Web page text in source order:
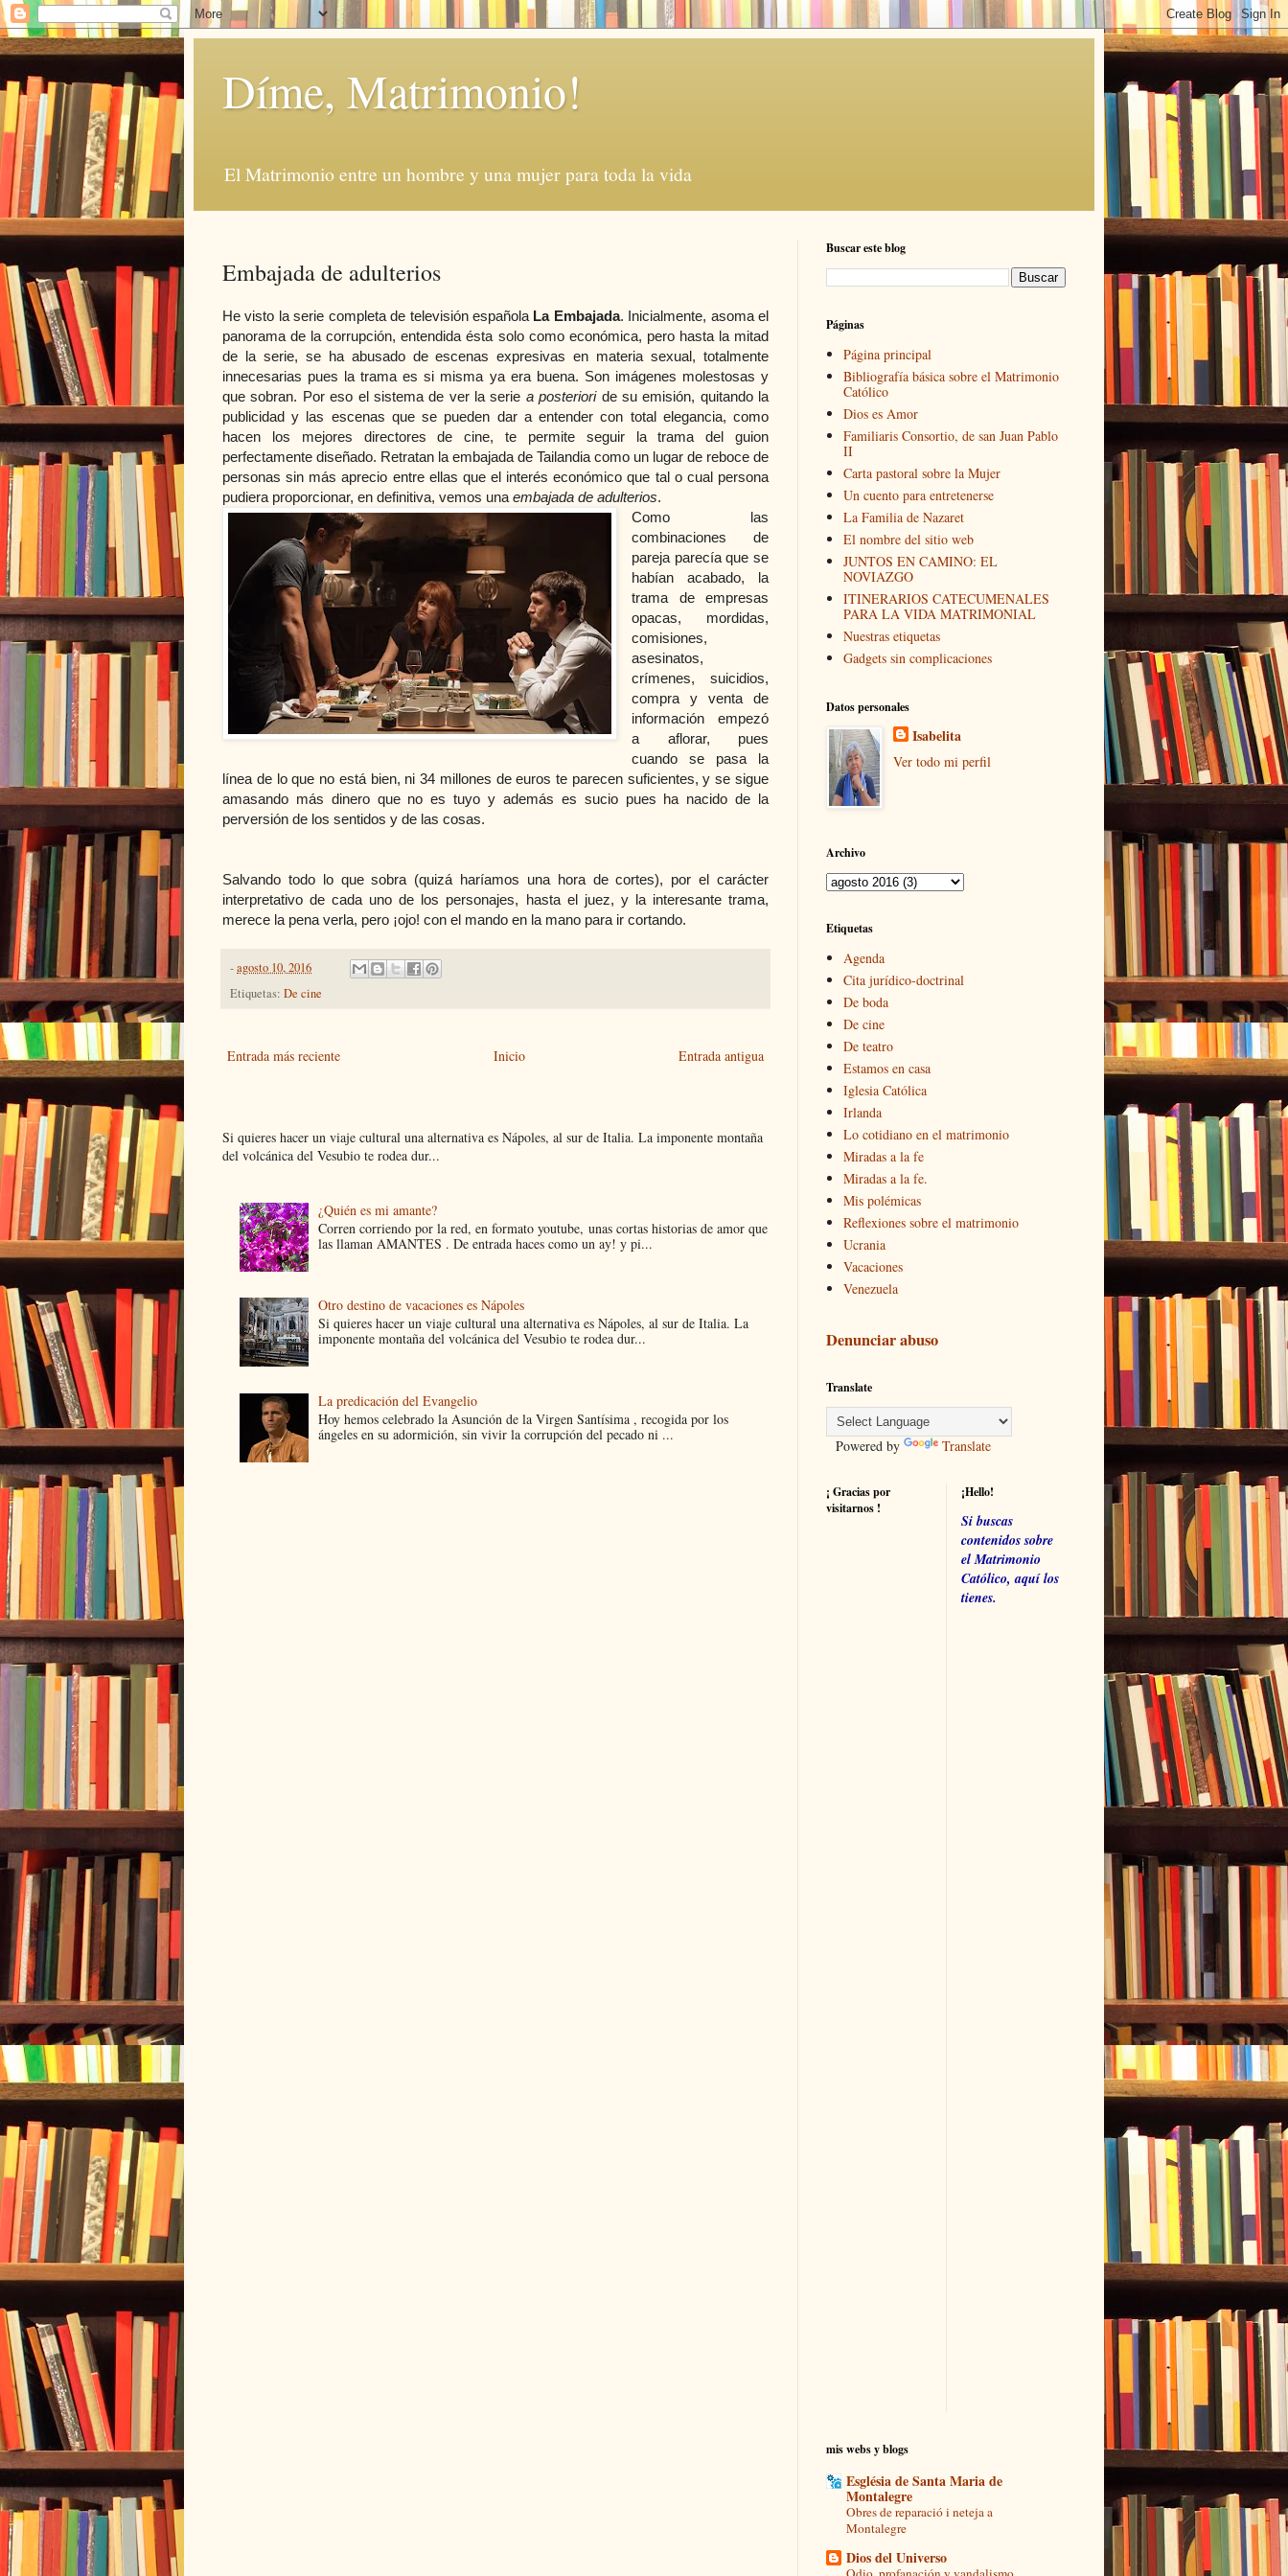
Díme, Matrimonio!
El Matrimonio entre un hombre y una mujer para toda la vida
Embajada de adulterios
He visto la serie completa de televisión española La Embajada. Inicialmente, asoma el
panorama de la corrupción, entendida ésta solo como económica, pero hasta la mitad
de la serie, se ha abusado de escenas expresivas en materia sexual, totalmente
innecesarias pues la trama es si misma ya era buena. Son imágenes molestosas y
que sobran. Por eso el sistema de ver la serie a posterioride su emisión, quitando la
publicidad y las escenas que se pueden dar a entender con total elegancia, como
hacen los mejores directores de cine, te permite seguir la trama del guion
perfectamente diseñado. Retratan la embajada de Tailandia como un lugar de reboce de
personas sin más aprecio entre ellas que el interés económico que tal o cual persona
pudiera proporcionar, en definitiva, vemos una embajada de adulterios.
Como las
combinaciones de
pareja parecía que se
habían acabado, la
trama de empresas
opacas, mordidas,
comisiones,
asesinatos,
crímenes, suicidios,
compra y venta de
información empezó
a aflorar, pues
cuando se pasa la
línea de lo que no está bien, ni 34 millones de euros te parecen suficientes, y se sigue
amasando más dinero que no es tuyo y además es sucio pues ha nacido de la
perversión de los sentidos y de las cosas.
Salvando todo lo que sobra (quizá haríamos una hora de cortes), por el carácter
interpretativo de cada uno de los personajes, hasta el juez, y la interesante trama,
merece la pena verla, pero ¡ojo! con el mando en la mano para ir cortando.
-agosto 10, 2016
Etiquetas: De cine
Entrada más reciente Entrada antigua
Inicio
Si quieres hacer un viaje cultural una alternativa es Nápoles, al sur de Italia. La imponente montaña
del volcánica del Vesubio te rodea dur...
¿Quién es mi amante?
Corren corriendo por la red, en formato youtube, unas cortas historias de amor que
las llaman AMANTES . De entrada haces como un ay! y pi...
Otro destino de vacaciones es Nápoles
Si quieres hacer un viaje cultural una alternativa es Nápoles, al sur de Italia. La
imponente montaña del volcánica del Vesubio te rodea dur...
La predicación del Evangelio
Hoy hemos celebrado la Asunción de la Virgen Santísima , recogida por los
ángeles en su adormición, sin vivir la corrupción del pecado ni ...
Buscar este blog
Páginas
Página principal
Bibliografía básica sobre el Matrimonio
Católico
Dios es Amor
Familiaris Consortio, de san Juan Pablo
II
Carta pastoral sobre la Mujer
Un cuento para entretenerse
La Familia de Nazaret
El nombre del sitio web
JUNTOS EN CAMINO: EL
NOVIAZGO
ITINERARIOS CATECUMENALES
PARA LA VIDA MATRIMONIAL
Nuestras etiquetas
Gadgets sin complicaciones
Datos personales
Isabelita
Ver todo mi perfil
Archivo
Etiquetas
Agenda
Cita jurídico-doctrinal
De boda
De cine
De teatro
Estamos en casa
Iglesia Católica
Irlanda
Lo cotidiano en el matrimonio
Miradas a la fe
Miradas a la fe.
Mis polémicas
Reflexiones sobre el matrimonio
Ucrania
Vacaciones
Venezuela
Denunciar abuso
Translate
Powered by Translate
¡ Gracias por
visitarnos !
¡Hello!
Si buscas
contenidos sobre
el Matrimonio
Católico, aquí los
tienes.
mis webs y blogs
Església de Santa Maria de
Montalegre
Obres de reparació i neteja a
Montalegre
Dios del Universo